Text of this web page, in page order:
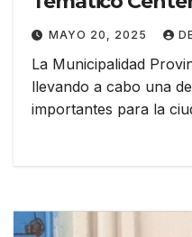
MAYO 20, 2025
La Municipalidad
llevando a cabo una
importantes para la